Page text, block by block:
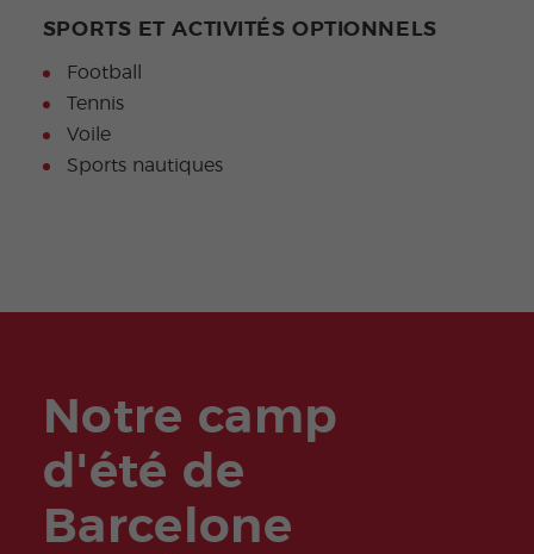
SPORTS ET ACTIVITÉS OPTIONNELS
Football
Tennis
Voile
Sports nautiques
Notre camp
d'été de
Barcelone